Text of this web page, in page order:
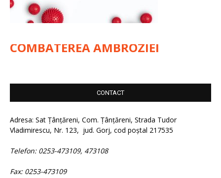
COMBATEREA AMBROZIEI
CONTACT
Adresa: Sat Țânțăreni, Com. Țânțăreni, Strada Tudor
Vladimirescu, Nr. 123, jud. Gorj, cod poștal 217535
Telefon: 0253-473109, 473108
Fax: 0253-473109